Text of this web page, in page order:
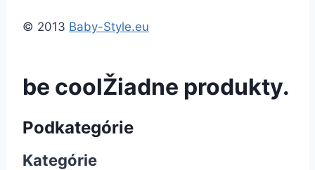
© 2013 Baby-Style.eu
be coolŽiadne produkty.
Podkategórie
Kategórie